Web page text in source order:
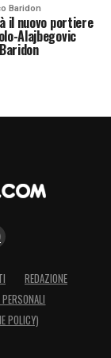
AL
ho scelto
se non per
mi
di una
apporto
quindi ho
Baridon
il nuovo portiere
Alajbegovic
REDAZIONE
POLICY)